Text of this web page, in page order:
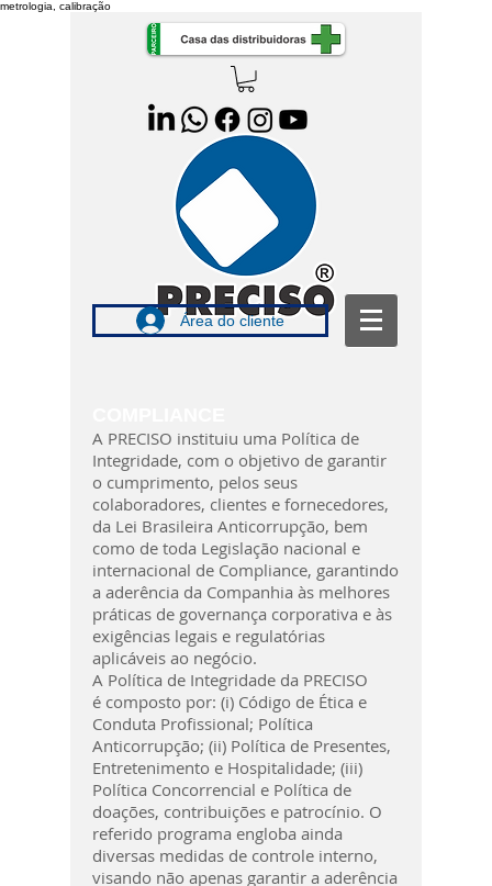
metrologia, calibração
Área do cliente
A PRECISO instituiu uma Política de
Integridade, com o objetivo de garantir
o cumprimento, pelos seus
colaboradores, clientes e fornecedores,
da Lei Brasileira Anticorrupção, bem
como de toda Legislação nacional e
internacional de Compliance, garantindo
a aderência da Companhia às melhores
práticas de governança corporativa e às
exigências legais e regulatórias
aplicáveis ao negócio.
A Política de Integridade da PRECISO
é composto por: (i) Código de Ética e
Conduta Profissional; Política
Anticorrupção; (ii) Política de Presentes,
Entretenimento e Hospitalidade; (iii)
Política Concorrencial e Política de
doações, contribuições e patrocínio. O
referido programa engloba ainda
diversas medidas de controle interno,
visando não apenas garantir a aderência